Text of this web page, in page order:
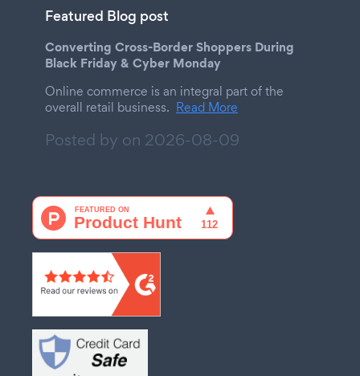
Featured Blog post
Converting Cross-Border Shoppers During
Black Friday & Cyber Monday
Online commerce is an integral part of the
overall retail business. Read More
Posted by on 2026-08-09